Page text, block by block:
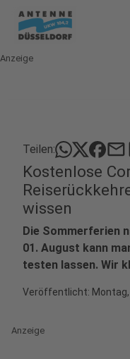
Anzeige
Teilen: mail
Kostenlose
wissen
Die Sommerferien
01. August kann
testen lassen. Wir
Veröffentlicht:
Anzeige